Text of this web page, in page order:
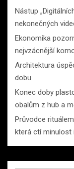
Nástup
nekonečných
Ekonomika
nejvzácnější
Architektura
dobu
Konec doby
obalům z hub a
Průvodce
která ctí minulost